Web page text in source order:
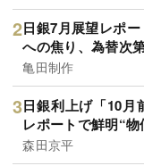
日銀7月展望レポ
への焦り、為替次
亀田制作
日銀利上げ「10月
レポートで鮮明“
森田京平